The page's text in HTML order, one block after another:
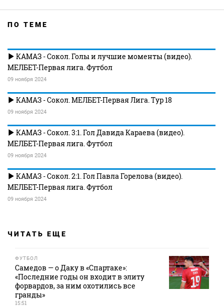
ПО ТЕМЕ
КАМАЗ - Сокол. Голы и лучшие моменты (видео).
МЕЛБЕТ-Первая лига. Футбол
09 ноября 2024
КАМАЗ - Сокол. МЕЛБЕТ-Первая Лига. Тур 18
09 ноября 2024
КАМАЗ - Сокол. 3:1. Гол Давида Караева (видео).
МЕЛБЕТ-Первая лига. Футбол
09 ноября 2024
КАМАЗ - Сокол. 2:1. Гол Павла Горелова (видео).
МЕЛБЕТ-Первая лига. Футбол
09 ноября 2024
ЧИТАТЬ ЕЩЕ
ФУТБОЛ
Самедов — о Даку в «Спартаке»:
«Последние годы он входит в элиту
форвардов, за ним охотились все
гранды»
15:51